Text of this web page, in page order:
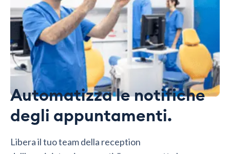
Automatizza le notifiche
degli appuntamenti.
Libera il tuo team della reception